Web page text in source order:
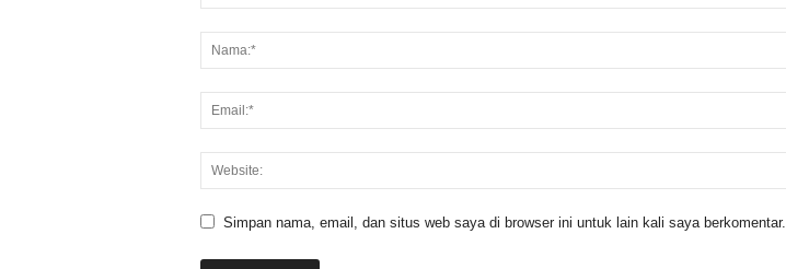
Simpan nama, email, dan situs web saya di browser ini untuk lain kali saya berkomentar.